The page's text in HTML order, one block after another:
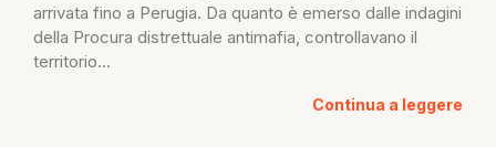
arrivata fino a Perugia. Da quanto è emerso dalle indagini
della Procura distrettuale antimafia, controllavano il
territorio...
Continua a leggere